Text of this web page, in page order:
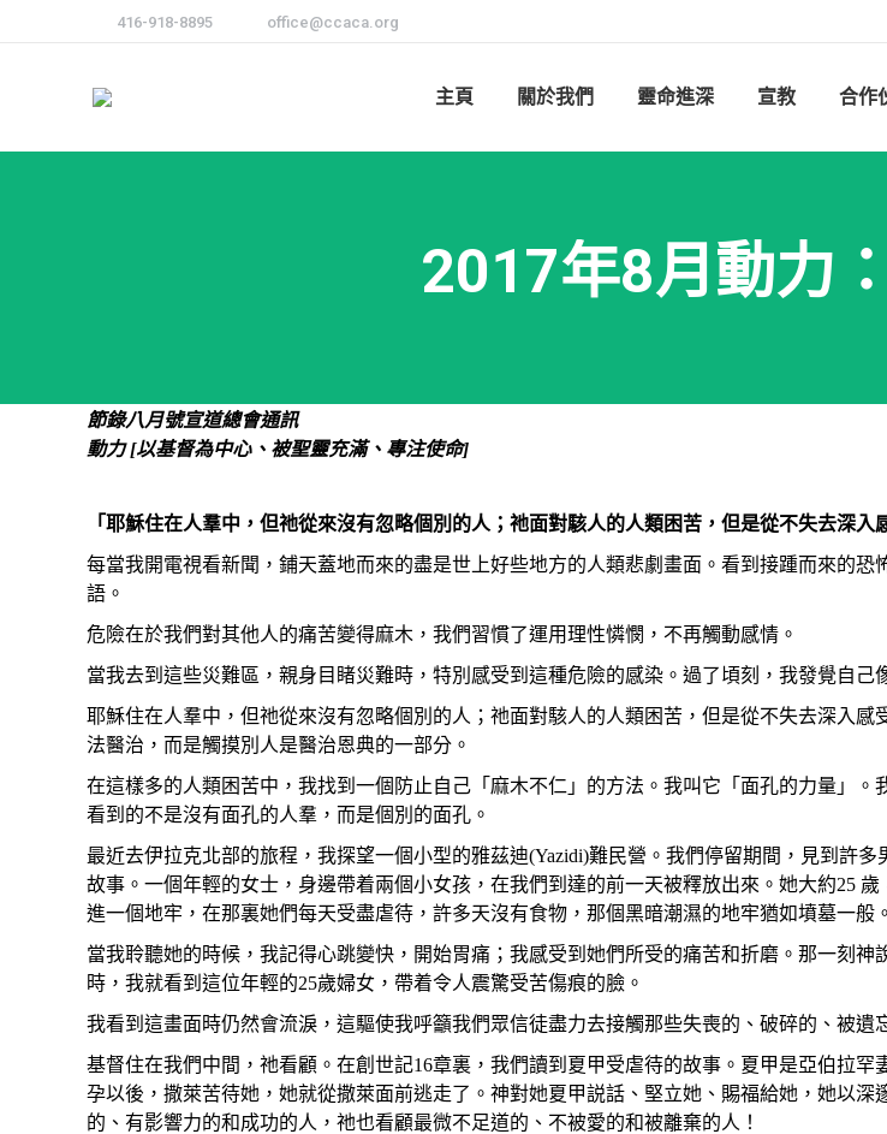
416-918-8895 office@ccaca.org
主頁 關於我們 靈命進深 宣教 合作
2017年8月動力
節錄八月號宣道總會通訊
動力 [以基督為中心、被聖靈充滿、專注使命]
「耶穌住在人羣中，但祂從來沒有忽略個別 的人；祂面對駭人的人類困苦，但是從不失去深入
每當我開電視看新聞，鋪天蓋地而來的盡是世上好些地方的人類悲劇畫面。看到接踵而來的
語。
危險在於我們對其他人的痛苦變得麻木，我們習慣了運用理性憐憫，不再觸動感情。
當我去到這些災難區，親身目睹災難時，特別感受到這種危險的感染。過了頃刻，我發覺自
耶穌住在人羣中，但祂從來沒有忽略個別的人；祂面對駭人的人類困苦，但是從不失去深入
法醫治，而是觸摸別人是醫治恩典的一部分。
在這樣多的人類困苦中，我找到一個防止自己「麻木不仁」的方法。我叫它「面孔的力量」
看到的不是沒有面孔的人羣，而是個別的面孔。
最近去伊拉克北部的旅程，我探望一個小型的雅茲迪(Yazidi)難民營。我們停留期間，見到許
故事。一個年輕的女士，身邊帶着兩個小女孩，在我們到達的前一天被釋放出來。她大約25
進一個地牢，在那裏她們每天受盡虐待，許多天沒有食物，那個黑暗潮濕的地牢猶如墳墓一般。
當我聆聽她的時候，我記得心跳變快，開始胃痛；我感受到她們所受的痛苦和折磨。那一刻
時，我就看到這位年輕的25歲婦女，帶着令人震驚受苦傷痕的臉。
我看到這畫面時仍然會流淚，這驅使我呼籲我們眾信徒盡力去接觸那些失喪的、破碎的、被遺
基督住在我們中間，祂看顧。在創世記16章裏，我們讀到夏甲受虐待的故事。夏甲是亞伯拉
孕以後，撒萊苦待她，她就從撒萊面前逃走了。神對她夏甲説話、堅立她、賜福給她，她以深
的、有影響力的和成功的人，祂也看顧最微不足道的、不被愛的和被離棄的人！